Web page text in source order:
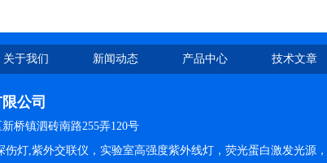
关于我们 新闻动态 产品中心 技术文章
公司
桥镇泗砖南路255弄120号
伤灯,紫外交联仪，实验室高强度紫外线灯，荧光蛋白激发光源